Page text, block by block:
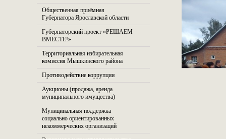
Общественная приёмная
Губернатора Ярославской области
Губернаторский проект «РЕШАЕМ
ВМЕСТЕ!»
Территориальная избирательная
комиссия Мышкинского района
Противодействие коррупции
Аукционы (продажа, аренда
муниципального имущества)
Муниципальная поддержка
социально ориентированных
некоммерческих организаций